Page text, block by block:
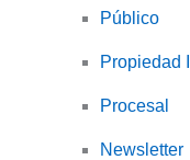
e
d
n
e
r
Público
Propiedad
Procesal
Newsletter